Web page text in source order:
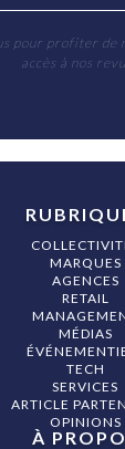
pour profiter de
accès à nos
MARQUES
AGENCES
RETAIL
MÉDIAS
TECH
SERVICES
ARTICLE
OPINIONS
À